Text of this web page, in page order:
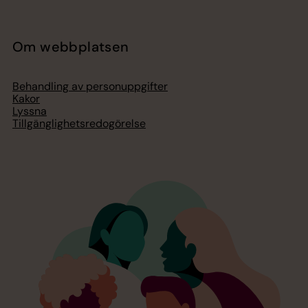
Om webbplatsen
Behandling av personuppgifter
Kakor
Lyssna
Tillgänglighetsredogörelse